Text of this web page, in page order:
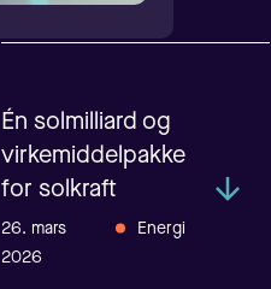
Én solmilliard og
virkemiddelpakke
for solkraft
26. mars
2026
Energi